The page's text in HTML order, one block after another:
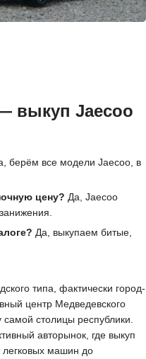
выкуп Jaecoo
берём все модели Jaecoo, в
цену? Да, Jaecoo
Да, выкупаем битые,
типа, фактически город-
центр Медведевского
столицы республики.
авторынок, где выкуп
машин до